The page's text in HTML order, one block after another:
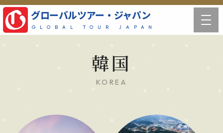
グローバルツアー・ジャパン
GLOBAL TOUR JAPAN
韓国
KOREA